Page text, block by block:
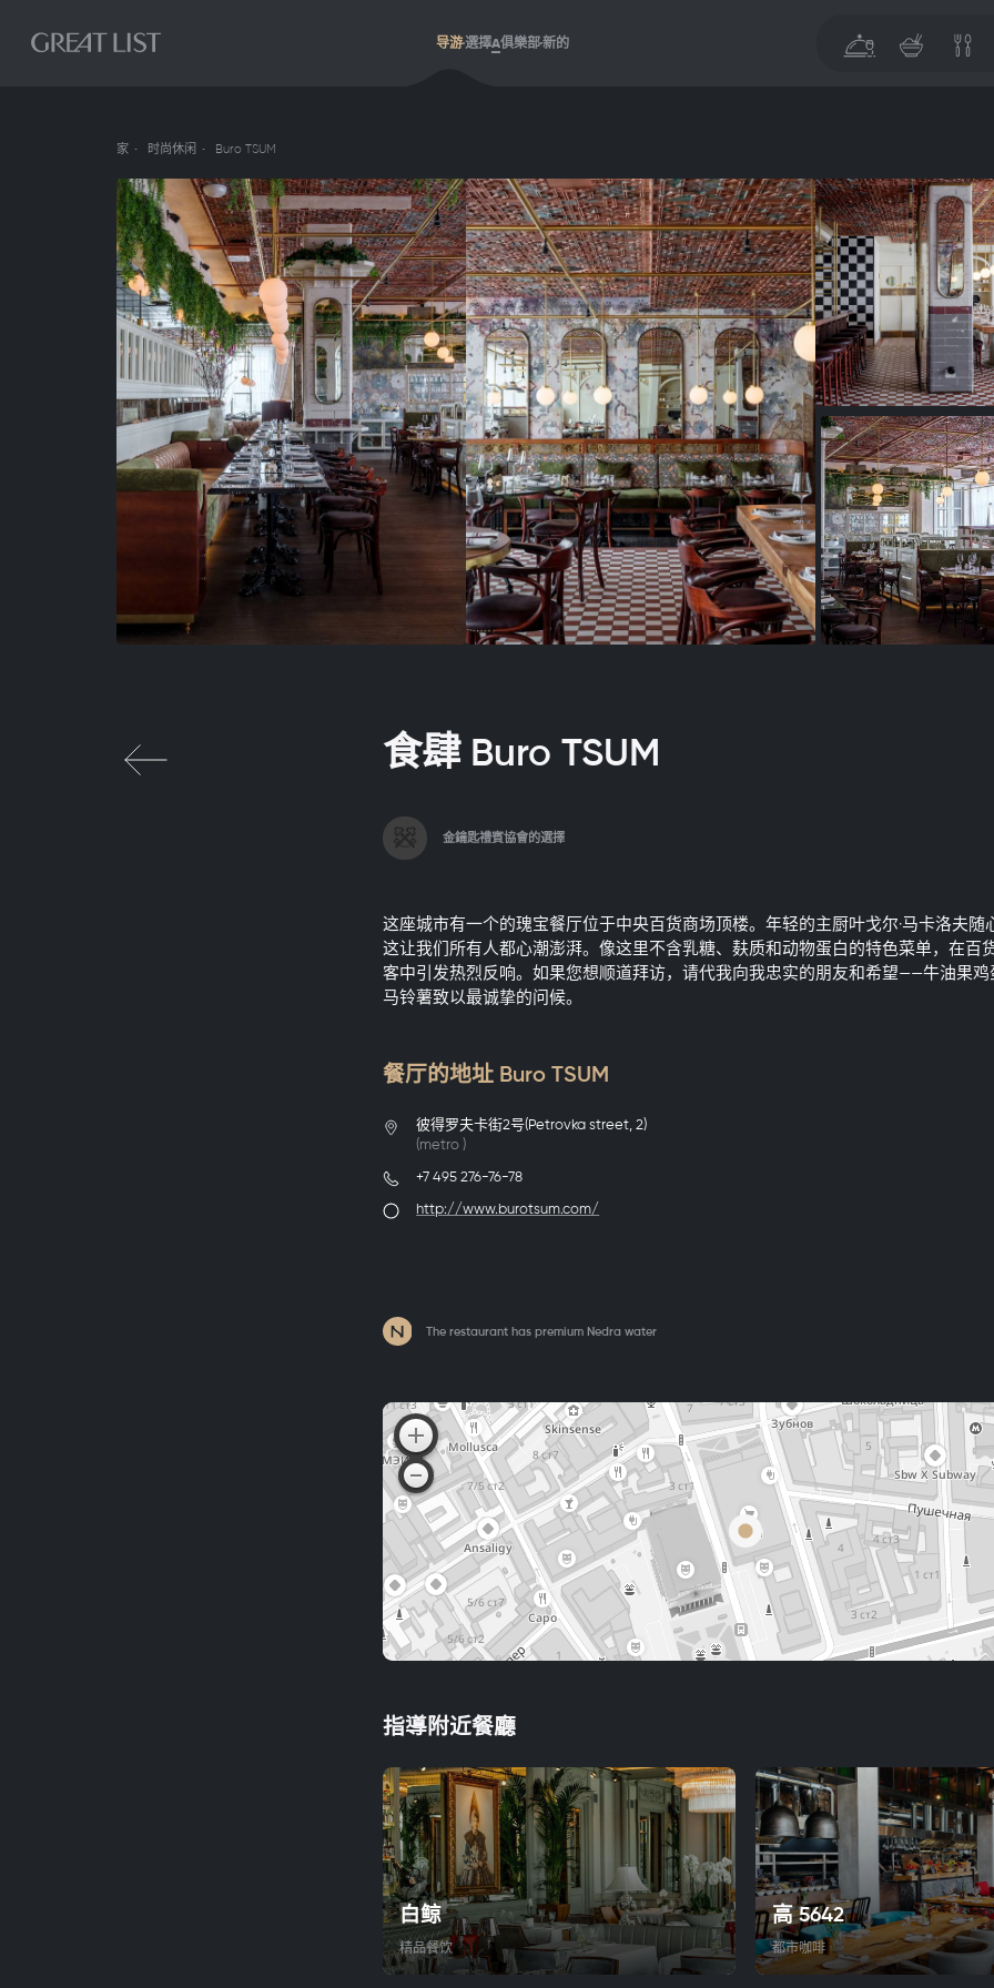
导游選擇A俱樂部新的
家 时尚休闲 Buro TSUM
食肆 Buro TSUM
金鑰匙禮賓協會的選擇
这座城市有一个的瑰宝餐厅位于中央百货商场顶楼。年轻的主厨叶戈尔·马卡洛夫随
这让我们所有人都心潮澎湃。像这里不含乳糖、麸质和动物蛋白的特色菜单，在百
客中引发热烈反响。如果您想顺道拜访，请代我向我忠实的朋友和希望——牛油果
马铃薯致以最诚挚的问候。
餐厅的地址 Buro TSUM
彼得罗夫卡街2号(Petrovka street, 2)
(metro )
+7 495 276-76-78
http://www.burotsum.com/
The restaurant has premium Nedra water
指導附近餐廳
白鲸
精品餐饮
高 5642
都市咖啡